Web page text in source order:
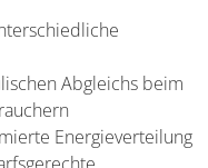
Abgleichs beim
Energieverteilung